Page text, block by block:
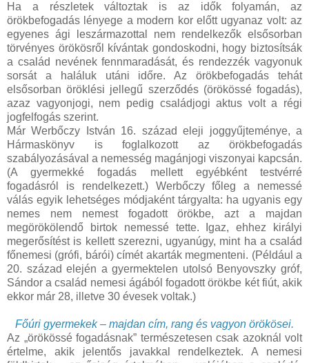
Ha a részletek változtak is az idők folyamán, az
örökbefogadás lényege a modern kor előtt ugyanaz volt: az
egyenes ági leszármazottal nem rendelkezők elsősorban
törvényes örökösről kívántak gondoskodni, hogy biztosítsák
a család nevének fennmaradását, és rendezzék vagyonuk
sorsát a haláluk utáni időre. Az örökbefogadás tehát
elsősorban öröklési jellegű szerződés (örökössé fogadás),
azaz vagyonjogi, nem pedig családjogi aktus volt a régi
jogfelfogás szerint.
Már Werbőczy István 16. század eleji joggyűjteménye, a
Hármaskönyv is foglalkozott az örökbefogadás
szabályozásával a nemesség magánjogi viszonyai kapcsán.
(A gyermekké fogadás mellett egyébként testvérré
fogadásról is rendelkezett.) Werbőczy főleg a nemessé
válás egyik lehetséges módjaként tárgyalta: ha ugyanis egy
nemes nem nemest fogadott örökbe, azt a majdan
megörökölendő birtok nemessé tette. Igaz, ehhez királyi
megerősítést is kellett szerezni, ugyanúgy, mint ha a család
főnemesi (grófi, bárói) címét akarták megmenteni. (Például a
20. század elején a gyermektelen utolsó Benyovszky gróf,
Sándor a család nemesi ágából fogadott örökbe két fiút, akik
ekkor már 28, illetve 30 évesek voltak.)
Főúri gyermekek – majdan cím, rang és vagyon örökösei.
Az „örökössé fogadásnak” természetesen csak azoknál volt
értelme, akik jelentős javakkal rendelkeztek. A nemesi